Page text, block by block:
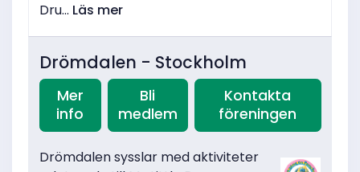
Dru... Läs mer
Drömdalen - Stockholm
Mer
info
Bli
medlem
Kontakta
föreningen
Drömdalen sysslar med aktiviteter